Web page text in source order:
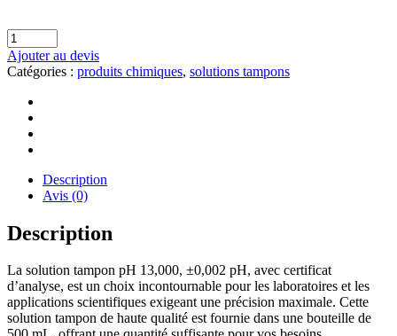
Ajouter au devis
Catégories : produits chimiques, solutions tampons
Description
Avis (0)
Description
La solution tampon pH 13,000, ±0,002 pH, avec certificat
d’analyse, est un choix incontournable pour les laboratoires et les
applications scientifiques exigeant une précision maximale. Cette
solution tampon de haute qualité est fournie dans une bouteille de